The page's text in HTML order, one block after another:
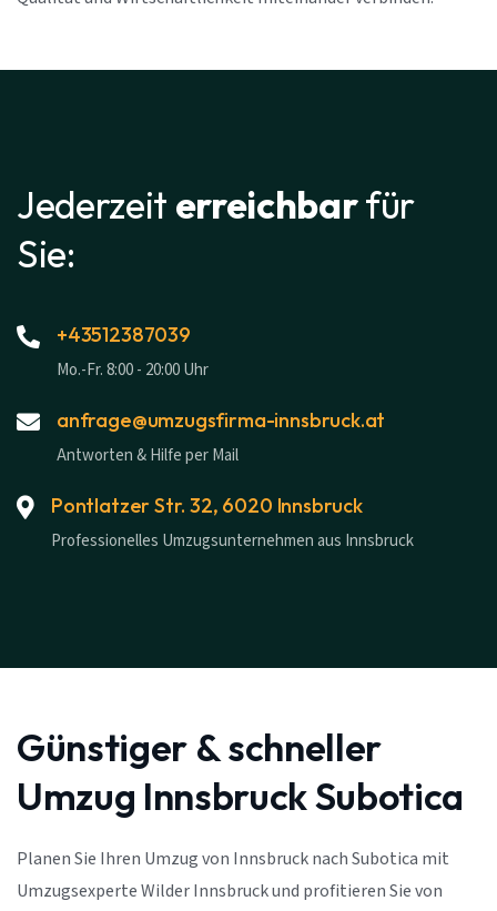
Jederzeit erreichbarfür
Sie:
+43512387039
Mo.-Fr. 8:00 - 20:00 Uhr
anfrage@umzugsfirma-innsbruck.at
Antworten & Hilfe per Mail
Pontlatzer Str. 32, 6020 Innsbruck
Professionelles Umzugsunternehmen aus Innsbruck
Günstiger & schneller
Umzug Innsbruck Subotica
Planen Sie Ihren Umzug von Innsbruck nach Subotica mit
Umzugsexperte Wilder Innsbruck und profitieren Sie von